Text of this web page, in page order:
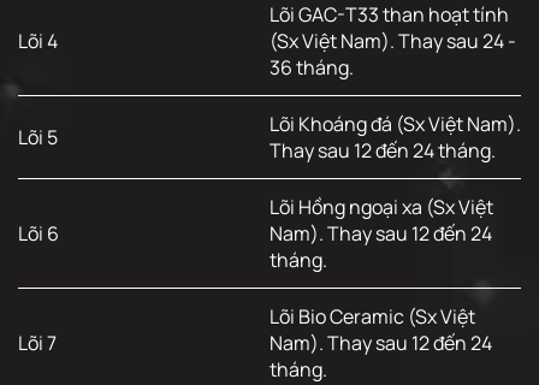
Lõi 4
Lõi GAC-T33 than hoạt tính
(Sx Việt Nam). Thay sau 24 -
36 tháng.
Lõi 5
Lõi Khoáng đá (Sx Việt Nam).
Thay sau 12 đến 24 tháng.
Lõi 6
Lõi Hồng ngoại xa (Sx Việt
Nam). Thay sau 12 đến 24
tháng.
Lõi 7
Lõi Bio Ceramic (Sx Việt
Nam). Thay sau 12 đến 24
tháng.